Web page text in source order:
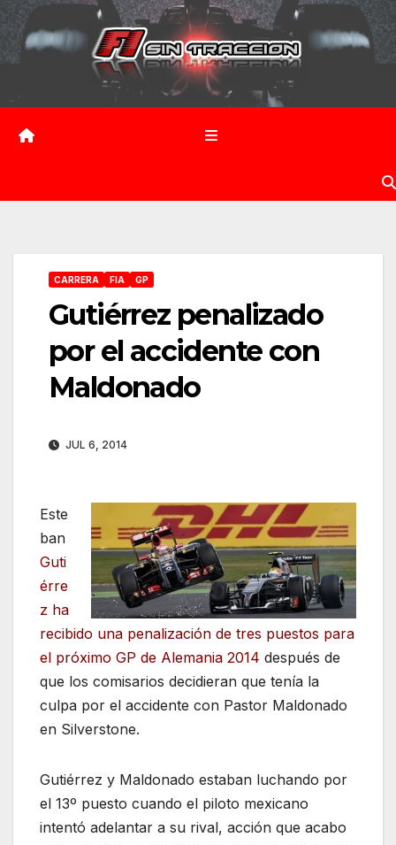
Saltar
contenido
CARRERA FIA GP
Gutiérrez penalizado
por el accidente con
Maldonado
JUL 6, 2014
Este
ban
Guti
érre
z ha
recibido una penalización de tres puestos para
el próximo GP de Alemania 2014 después de
que los comisarios decidieran que tenía la
culpa por el accidente con Pastor Maldonado
en Silverstone.
Gutiérrez y Maldonado estaban luchando por
el 13º puesto cuando el piloto mexicano
intentó adelantar a su rival, acción que acabo